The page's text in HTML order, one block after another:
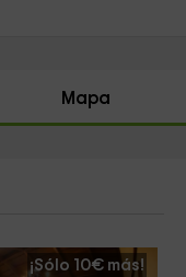
Mapa
¡Sólo 10€ más!